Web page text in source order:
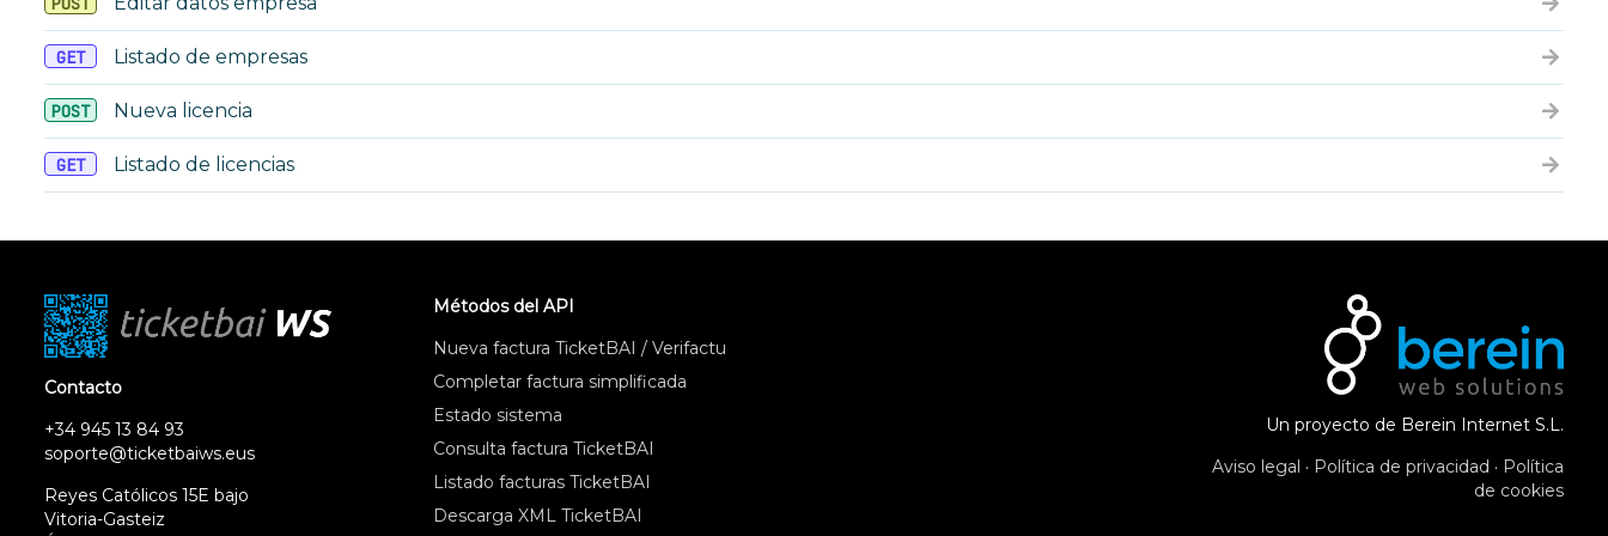
GET Listado de empresas
POST Nueva licencia
GET Listado de licencias
Contacto
+34 945 13 84 93
soporte@ticketbaiws.eus
Reyes Católicos 15E bajo
Vitoria-Gasteiz
Métodos del API
Nueva factura TicketBAI / Verifactu
Completar factura simplificada
Estado sistema
Consulta factura TicketBAI
Listado facturas TicketBAI
Descarga XML TicketBAI
Un proyecto de Berein Internet S.L.
Aviso legal · Política de privacidad · Política
de cookies